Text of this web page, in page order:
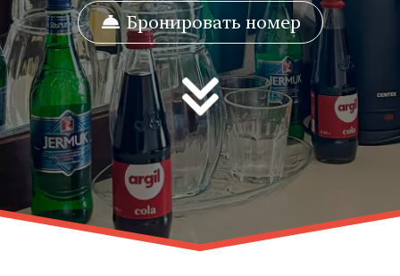
Бронировать номер